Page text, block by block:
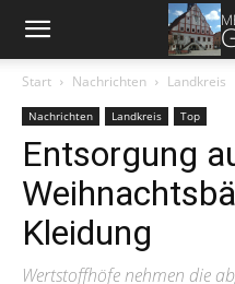
Start Nachrichten Landkreis
Nachrichten Landkreis Top
Entsorgung
Kleidung
Wertstoffhöfe nehmen die